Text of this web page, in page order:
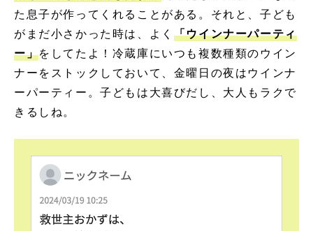
た息子が作ってくれることがある。それと、子ども
がまだ小さかった時は、よく 「ウインナーパーティ
ー」をしてたよ！冷蔵庫にいつも複数種類のウイン
ナーをストックしておいて、金曜日の夜はウインナ
ーパーティー。子どもは大喜びだし、大人もラクで
きるしね。